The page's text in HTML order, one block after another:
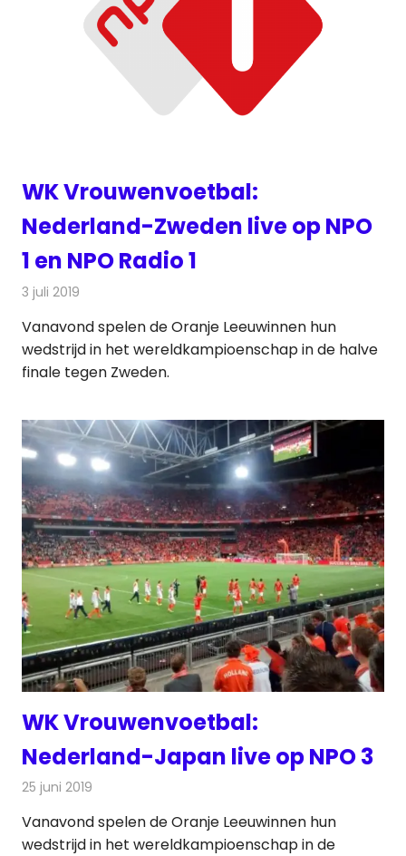
WK Vrouwenvoetbal:
Nederland-Zweden live op NPO
1 en NPO Radio 1
3 juli 2019
Vanavond spelen de Oranje Leeuwinnen hun
wedstrijd in het wereldkampioenschap in de halve
finale tegen Zweden.
WK Vrouwenvoetbal:
Nederland-Japan live op NPO 3
25 juni 2019
Vanavond spelen de Oranje Leeuwinnen hun
wedstrijd in het wereldkampioenschap in de